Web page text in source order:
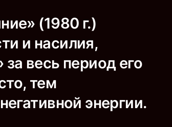
(1980 г.)
и насилия,
весь период его
тем
энергии.